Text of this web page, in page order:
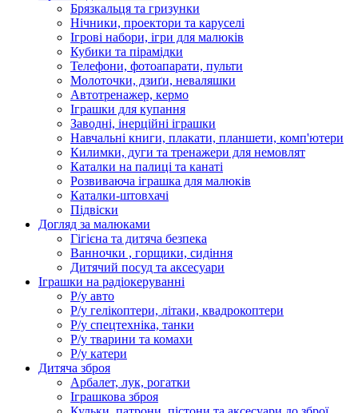
Брязкальця та гризунки
Нічники, проектори та каруселі
Ігрові набори, ігри для малюків
Кубики та пірамідки
Телефони, фотоапарати, пульти
Молоточки, дзиґи, неваляшки
Автотренажер, кермо
Іграшки для купання
Заводні, інерційні іграшки
Навчальні книги, плакати, планшети, комп'ютери
Килимки, дуги та тренажери для немовлят
Каталки на палиці та канаті
Розвиваюча іграшка для малюків
Каталки-штовхачі
Підвіски
Догляд за малюками
Гігієна та дитяча безпека
Ванночки , горщики, сидіння
Дитячий посуд та аксесуари
Іграшки на радіокеруванні
Р/у авто
Р/у гелікоптери, літаки, квадрокоптери
Р/у спецтехніка, танки
Р/у тварини та комахи
Р/у катери
Дитяча зброя
Арбалет, лук, рогатки
Іграшкова зброя